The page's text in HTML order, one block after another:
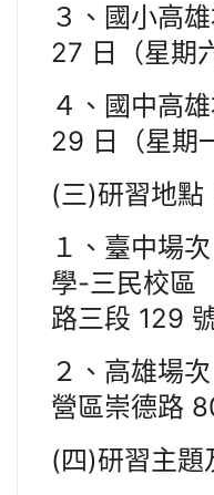
３、國小高
27 日（星期
４、國中高
29 日（星期
(三)研習地點
１、臺中場
學-三民校區
路三段 129
２、高雄場
營區崇德路
(四)研習主題